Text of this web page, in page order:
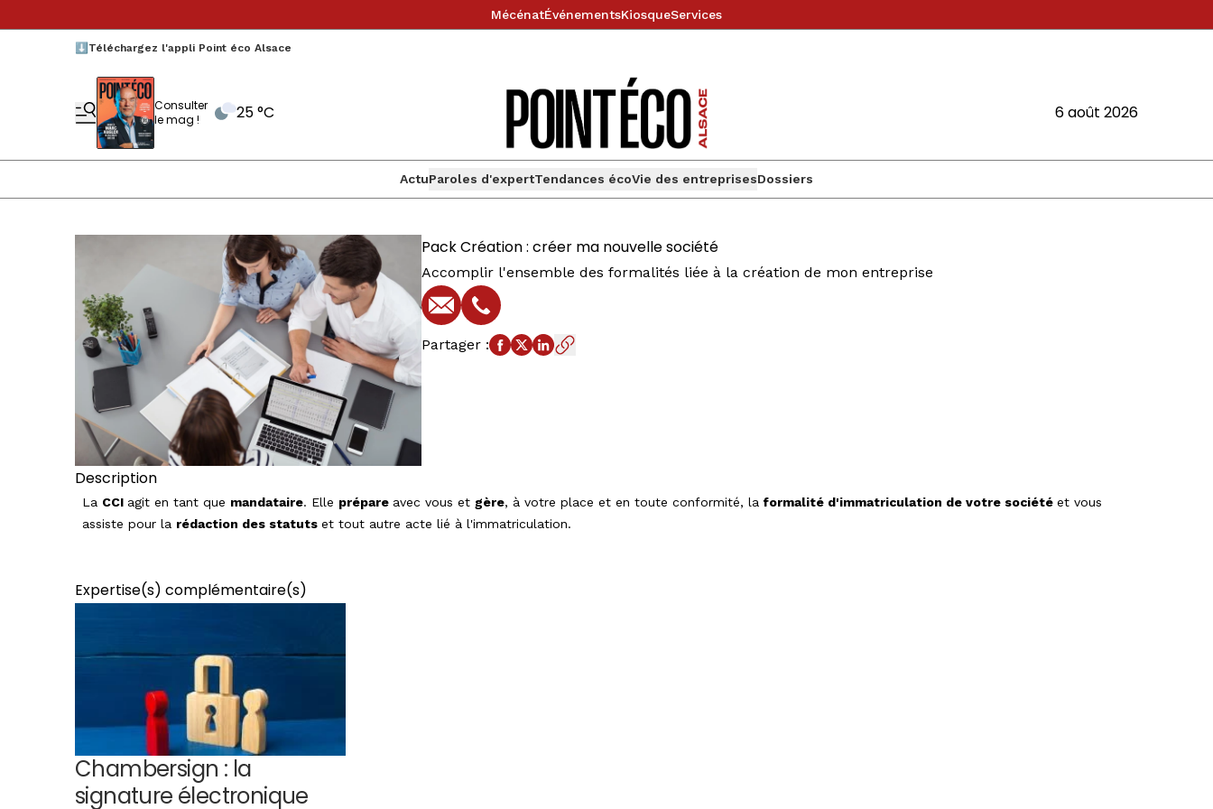
MécénatÉvénementsKiosqueServices
⬇️Téléchargez l'appli Point éco Alsace
Consulter
le mag !
25 °C 6 août 2026
ActuParoles d'expertTendances écoVie des entreprisesDossiers
Pack Création : créer ma nouvelle société
Accomplir l'ensemble des formalités liée à la création de mon entreprise
E-mailTéléphone
Partager :
Description
La CCI agit en tant que mandataire. Elle prépare avec vous et gère, à votre place et en toute conformité, la formalité d'immatriculation de votre société et vous
assiste pour la rédaction des statuts et tout autre acte lié à l'immatriculation.
Expertise(s) complémentaire(s)
Chambersign : la
signature électronique